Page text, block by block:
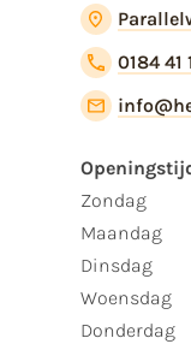
0184 41
Zondag
Maandag
Dinsdag
Woensdag
Donderdag